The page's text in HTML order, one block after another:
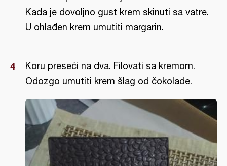
Kada je dovoljno gust krem skinuti sa vatre.
U ohlađen krem umutiti margarin.
Koru preseći na dva. Filovati sa kremom.
Odozgo umutiti krem šlag od čokolade.